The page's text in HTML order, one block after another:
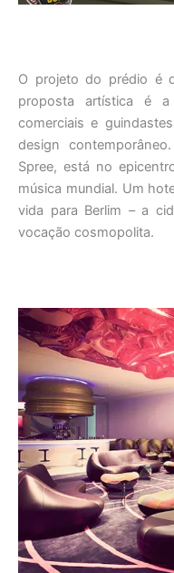
O projeto do prédio é
proposta artística é a
comerciais e
design
Spree, está no
música mundial. Um
vida para Berlim – a
vocação cosmopolita.